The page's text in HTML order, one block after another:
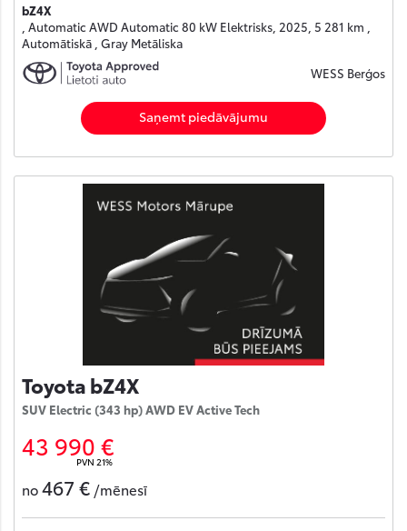
bZ4X
, Automatic AWD Automatic 80 kW Elektrisks, 2025, 5 281 km ,
Automātiskā , Gray Metāliska
WESS Berģos
Saņemt piedāvājumu
Toyota bZ4X
SUV Electric (343 hp) AWD EV Active Tech
43 990 €
PVN 21%
no467 € /mēnesī